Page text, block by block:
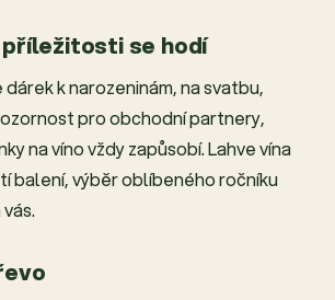
se hodí
k narozeninám, na svatbu,
pro obchodní partnery,
na víno vždy zapůsobí. Lahve vína
balení, výběr oblíbeného ročníku